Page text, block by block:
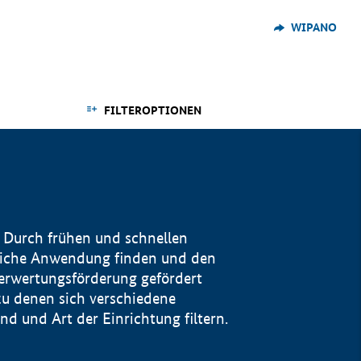
WIPANO
FILTEROPTIONEN
frühen und schnellen
Anwendung finden und den
gefördert
denen sich verschiedene
und Art der Einrichtung filtern.